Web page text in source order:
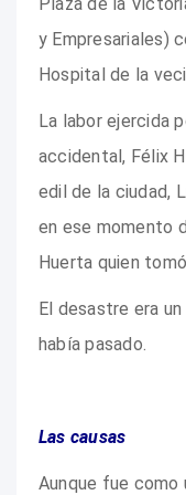
y Empresariales)
Hospital de la
La labor ejercida
accidental, Félix
edil de la ciudad,
en ese momento
Huerta quien
El desastre era
había pasado.
Las causas
Aunque fue como